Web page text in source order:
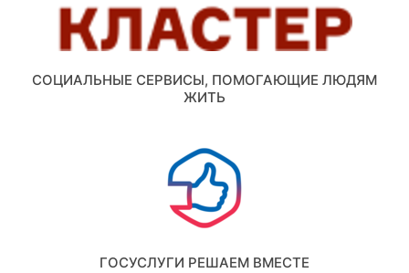
СОЦИАЛЬНЫЕ СЕРВИСЫ, ПОМОГАЮЩИЕ ЛЮДЯМ
ЖИТЬ
ГОСУСЛУГИ РЕШАЕМ ВМЕСТЕ